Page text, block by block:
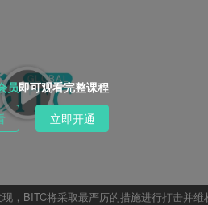
员即可观看完整课程
立即开通
将采取最严厉的措施进行打击并维